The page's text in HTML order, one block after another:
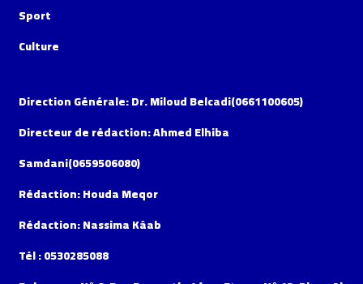
Sport
Culture
Direction Générale: Dr. Miloud Belcadi(0661100605)
Directeur de rédaction: Ahmed Elhiba
Samdani(0659506080)
Rédaction: Houda Meqor
Rédaction: Nassima Kâab
Tél : 0530285088